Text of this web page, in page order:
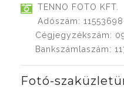
TENNO FOTO KFT.
Adószám:
Cégjegyzékszám:
Bankszámlaszám:
Fotó-